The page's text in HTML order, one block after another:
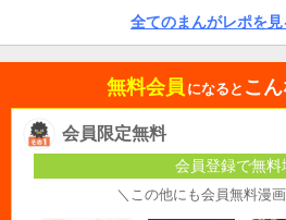
全てのまんがレポを
無料会員 になると こ
会員限定無料
会員登録で無料
＼この他にも会員無料漫